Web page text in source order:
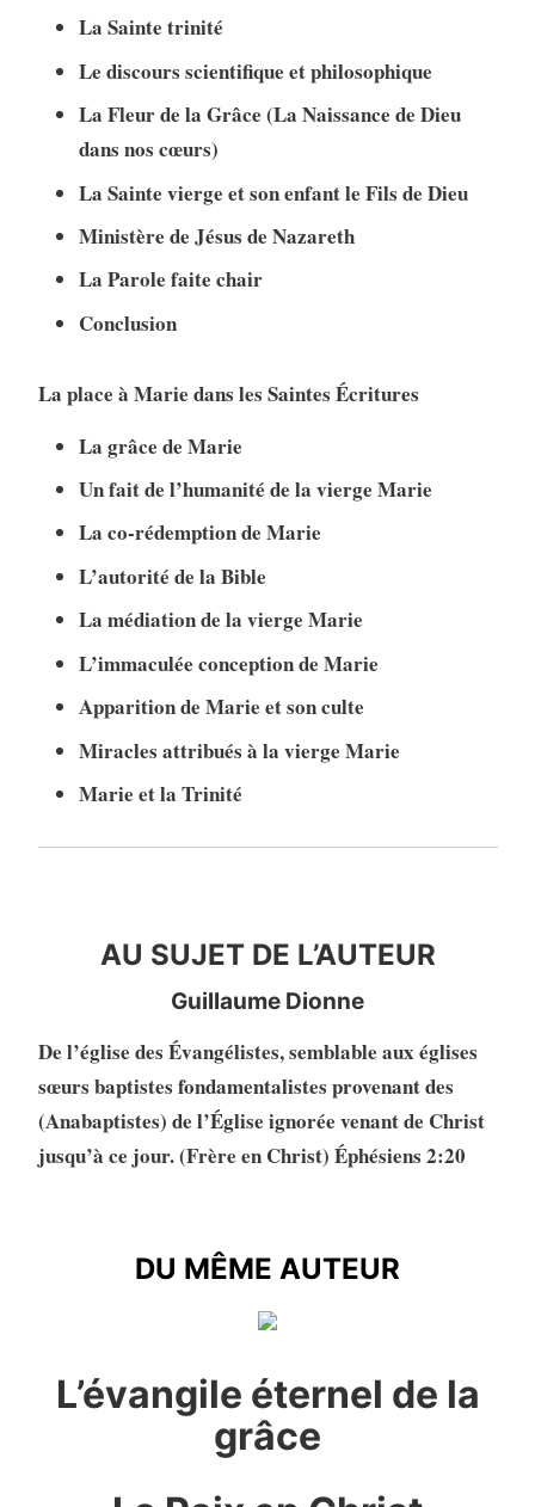
La Sainte trinité
Le discours scientifique et philosophique
La Fleur de la Grâce (La Naissance de Dieu
dans nos cœurs)
La Sainte vierge et son enfant le Fils de Dieu
Ministère de Jésus de Nazareth
La Parole faite chair
Conclusion
La place à Marie dans les Saintes Écritures
La grâce de Marie
Un fait de l’humanité de la vierge Marie
La co-rédemption de Marie
L’autorité de la Bible
La médiation de la vierge Marie
L’immaculée conception de Marie
Apparition de Marie et son culte
Miracles attribués à la vierge Marie
Marie et la Trinité
AU SUJET DE L’AUTEUR
Guillaume Dionne
De l’église des Évangélistes, semblable aux églises
sœurs baptistes fondamentalistes provenant des
(Anabaptistes) de l’Église ignorée venant de Christ
jusqu’à ce jour. (Frère en Christ) Éphésiens 2:20
DU MÊME AUTEUR
L’évangile éternel de la
grâce